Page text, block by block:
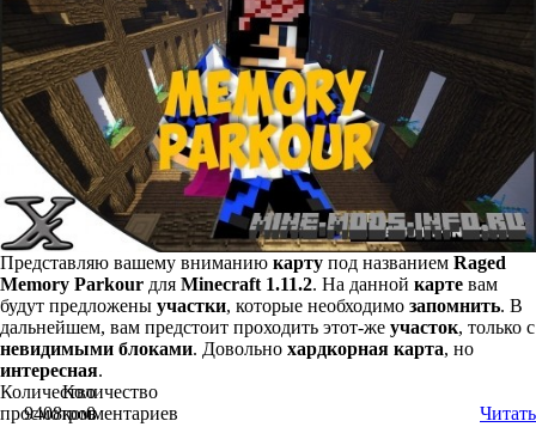
Представляю вашему вниманию карту под названием Raged
Memory Parkour для Minecraft 1.11.2. На данной карте вам
будут предложены участки, которые необходимо запомнить. В
дальнейшем, вам предстоит проходить этот-же участок, только с
невидимыми блоками. Довольно хардкорная карта, но
интересная.
Количество
просмотров
9408
Количество
комментариев
0 Читать